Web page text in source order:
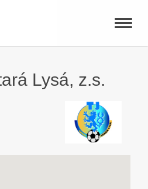
Toggle
Lysá, z.s.